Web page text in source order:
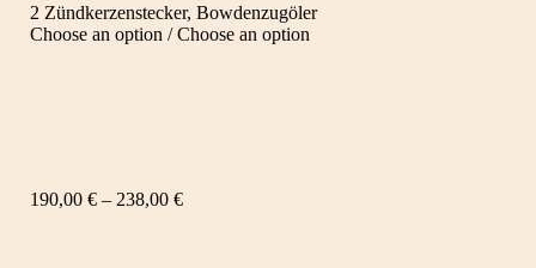
2 Zündkerzenstecker, Bowdenzugöler
Choose an option / Choose an option
190,00 € – 238,00 €